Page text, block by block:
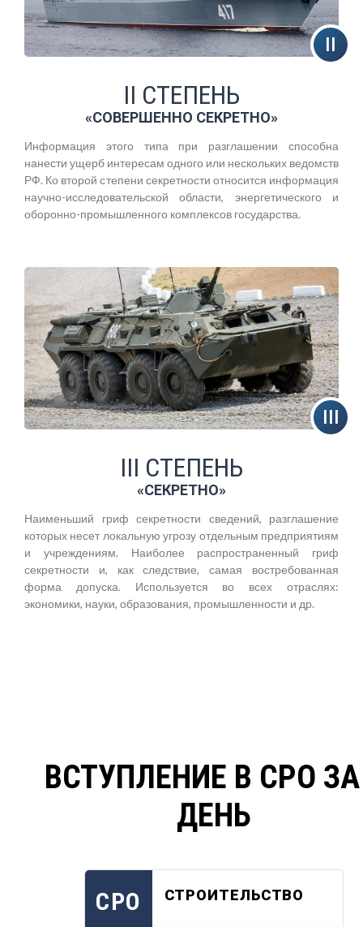
II СТЕПЕНЬ
«СОВЕРШЕННО СЕКРЕТНО»
Информация этого типа при разглашении способна
нанести ущерб интересам одного или нескольких ведомств
РФ. Ко второй степени секретности относится информация
научно-исследовательской области, энергетического и
оборонно-промышленного комплексов государства.
III СТЕПЕНЬ
«СЕКРЕТНО»
Наименьший гриф секретности сведений, разглашение
которых несет локальную угрозу отдельным предприятиям
и учреждениям. Наиболее распространенный гриф
секретности и, как следствие, самая востребованная
форма допуска. Используется во всех отраслях:
экономики, науки, образования, промышленности и др.
ВСТУПЛЕНИЕ В СРО
ДЕНЬ
СРО СТРОИТЕЛЬСТВО